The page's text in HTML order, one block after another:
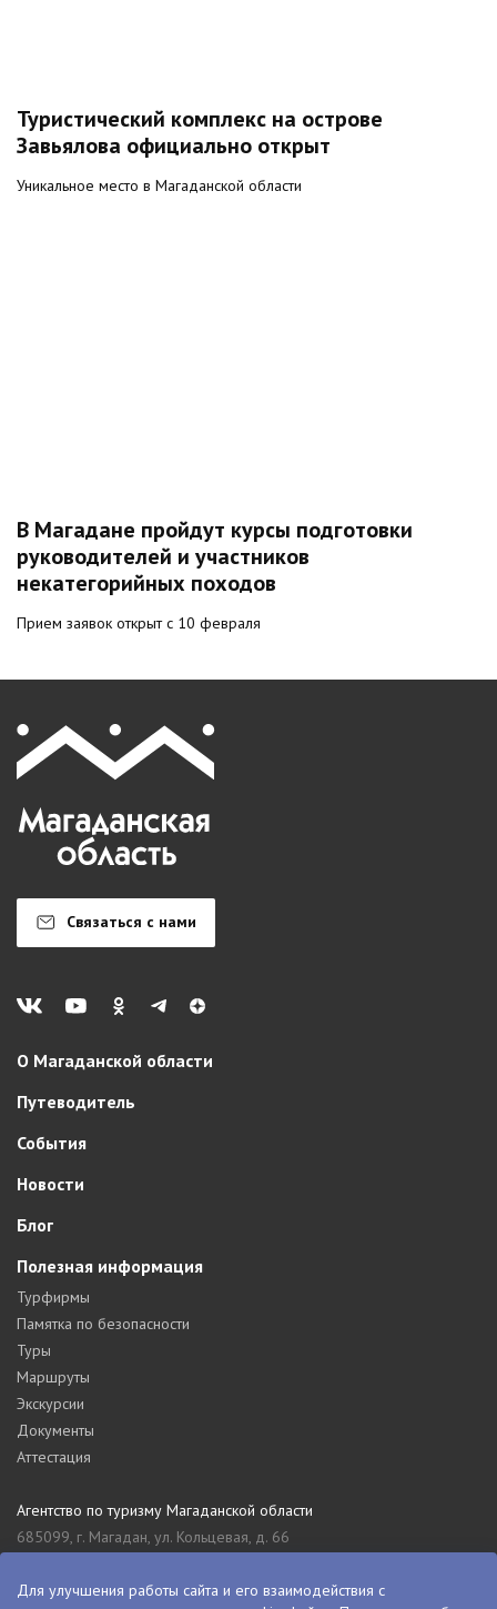
Туристический комплекс на острове
Завьялова официально открыт
Уникальное место в Магаданской области
В Магадане пройдут курсы подготовки
руководителей и участников
некатегорийных походов
Прием заявок открыт с 10 февраля
Связаться с нами
О Магаданской области
Путеводитель
События
Новости
Блог
Полезная информация
Турфирмы
Памятка по безопасности
Туры
Маршруты
Экскурсии
Документы
Аттестация
Агентство по туризму Магаданской области
685099, г. Магадан, ул. Кольцевая, д. 66
8 (4132) 61-76-67
Для улучшения работы сайта и его взаимодействия с